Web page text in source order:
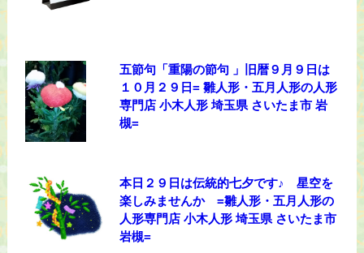
五節句「重陽の節句 」旧暦９月９日は
１０月２９日= 雛人形・五月人形の人形
専門店 小木人形 埼玉県 さいたま市 岩
槻=
本日２９日は伝統的七夕です♪ 星空を
楽しみませんか =雛人形・五月人形の
人形専門店 小木人形 埼玉県 さいたま市
岩槻=